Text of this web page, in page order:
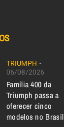
TRIUMPH
06/08/2026
Família 400 da
Triumph passa a
oferecer cinco
modelos no Brasil